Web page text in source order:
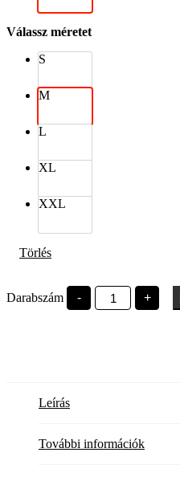
Válassz méretet
S
M
L
XL
XXL
Törlés
Darabszám -
EFOTT
graffiti50
+
Leírás
További információk